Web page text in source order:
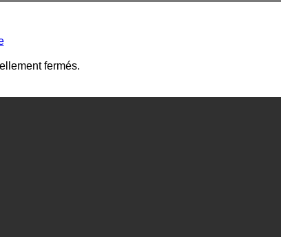
fermés.